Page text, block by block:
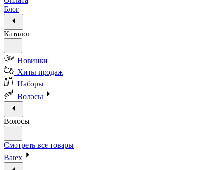
Блог
Каталог
Новинки
Хиты продаж
Наборы
Волосы
Волосы
Смотреть все товары
Barex